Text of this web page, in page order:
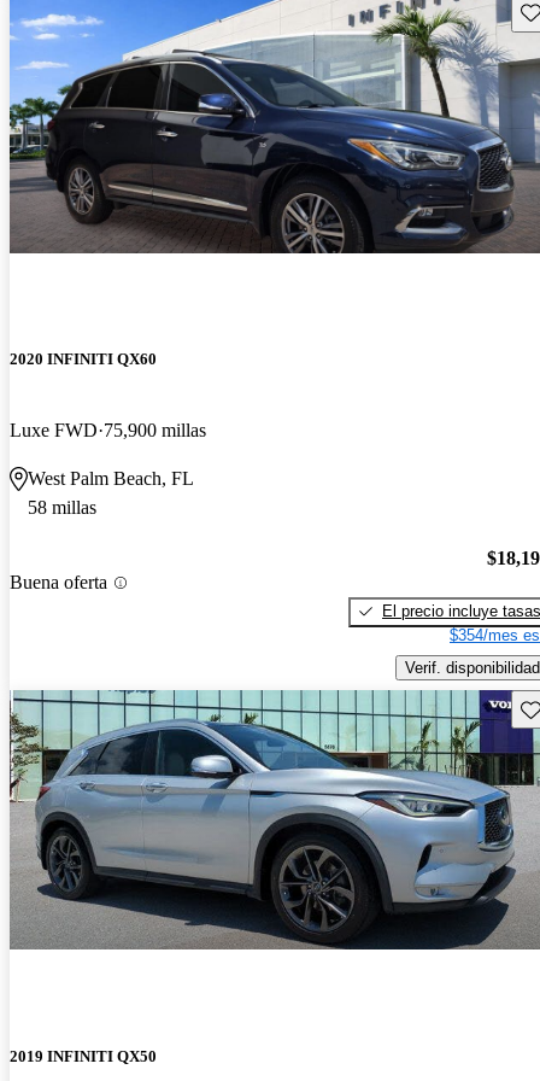
2020 INFINITI QX60
Luxe FWD 75,900 millas
West Palm Beach, FL
58 millas
Buena oferta
El precio incluye tasas
$354/mes
Verif. disponibilidad
2019 INFINITI QX50